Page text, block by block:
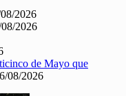
2026
2026
de Mayo que
08/2026